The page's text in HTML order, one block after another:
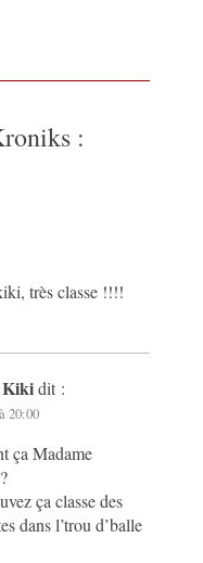
:
très classe !!!!
dit :
20:00
ça Madame
ça classe des
dans l’trou d’balle